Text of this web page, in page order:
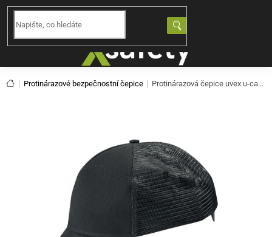
Přejít
obsah
Domů
Protinárazové bezpečnostní čepice Protinárazová čepice uvex u-cap vent 9794421 (60-63)